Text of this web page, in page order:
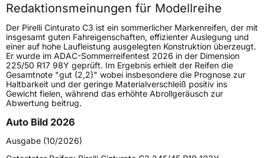
Lastindex 100
Höchstlast800 kg
Gewicht (in kg)10,055 kg
Generelle Merkmale
Fahrzeugtyp
PKW
VerwendungSommerreifen
ModellnameCinturato C3
Redaktionsmeinungen für Modellreihe
Der Pirelli Cinturato C3 ist ein sommerlicher Markenreifen, der mit
insgesamt guten Fahreigenschaften, effizienter Auslegung und
einer auf hohe Laufleistung ausgelegten Konstruktion überzeugt.
Er wurde im ADAC-Sommerreifentest 2026 in der Dimension
225/50 R17 98Y geprüft. Im Ergebnis erhielt der Reifen die
Gesamtnote "gut (2,2)" wobei insbesondere die Prognose zur
Haltbarkeit und der geringe Materialverschleiß positiv ins
Gewicht fielen, während das erhöhte Abrollgeräusch zur
Abwertung beitrug.
Auto Bild 2026
Ausgabe (10/2026)